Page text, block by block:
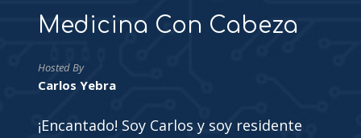
Medicina Con Cabeza
Hosted By
Carlos Yebra
¡Encantado! Soy Carlos y soy residente